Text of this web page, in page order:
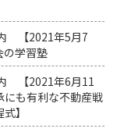
【2021年5月7
学習塾
【2021年6月11
も有利な不動産戦
】